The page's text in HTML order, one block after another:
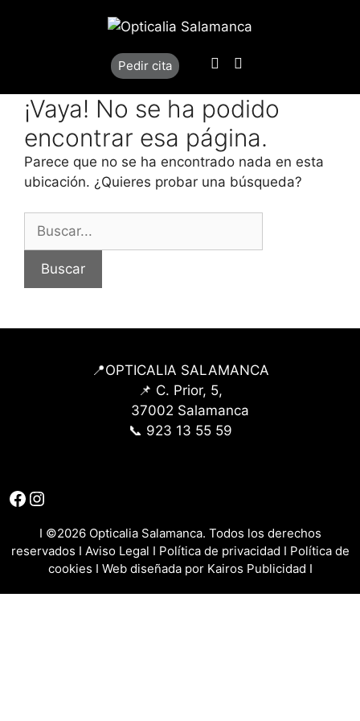
Pedir cita Llamar
¡Vaya! No se ha podido
encontrar esa página.
Parece que no se ha encontrado nada en esta
ubicación. ¿Quieres probar una búsqueda?
Buscar:
📍OPTICALIA SALAMANCA
📌 C. Prior, 5,
37002 Salamanca
📞 923 13 55 59
Facebook
Instagram
I ©2026 Opticalia Salamanca. Todos los derechos
reservados I Aviso Legal I Política de privacidad I Política de
cookies I Web diseñada por Kairos Publicidad I